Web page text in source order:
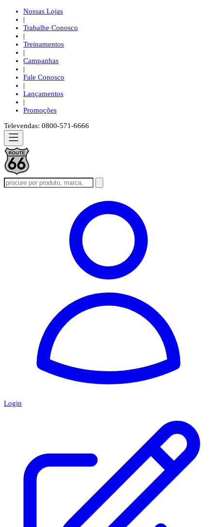
Nossas Lojas
|
Trabalhe Conosco
|
Treinamentos
|
Campanhas
|
Fale Conosco
|
Lançamentos
|
Promoções
Televendas: 0800-571-6666
Login